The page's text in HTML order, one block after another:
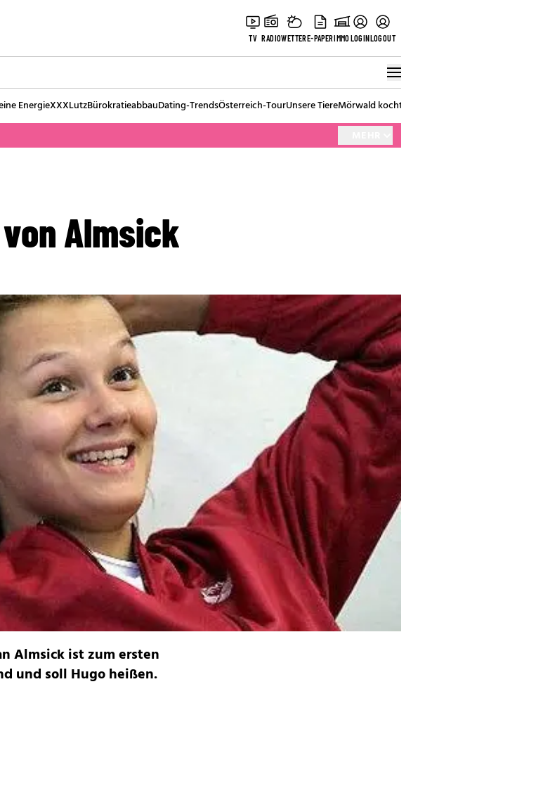
TV RADIOWETTERE-PAPERIMMOLOGINLOGOUT
EnergieXXXLutzBürokratieabbauDating-TrendsÖsterreich-TourUnsere TiereMörwald kocht
Almsick
Almsick ist zum ersten
und soll Hugo heißen.